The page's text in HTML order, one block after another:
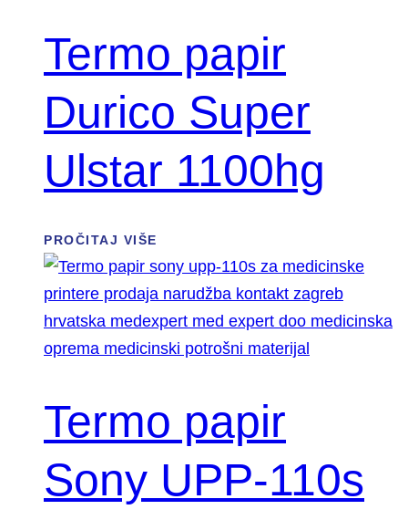
Termo papir
Durico Super
Ulstar 1100hg
PROČITAJ VIŠE
Termo papir
Sony UPP-110s